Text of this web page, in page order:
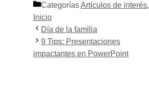
CategoríasArtículos de interés,
Inicio
Día de la familia
9 Tips: Presentaciones
impactantes en PowerPoint